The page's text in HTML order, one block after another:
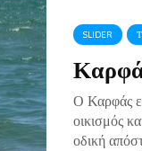
SLIDER
Ο Καρφάς
οικισμός
οδική